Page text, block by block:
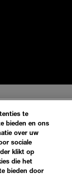
te
bieden en ons
over uw
sociale
klikt op
die het
bieden door